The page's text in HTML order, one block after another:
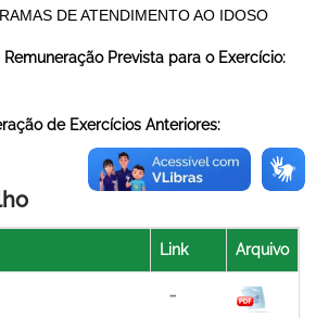
DE ATENDIMENTO AO IDOSO
Remuneração Prevista para o Exercício:
de Exercícios Anteriores:
Link Arquivo